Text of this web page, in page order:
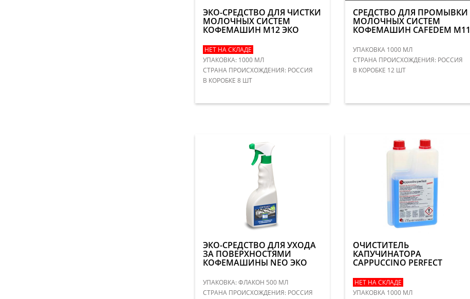
ЭКО-СРЕДСТВО ДЛЯ ЧИСТКИ
МОЛОЧНЫХ СИСТЕМ
КОФЕМАШИН М12 ЭКО
НЕТ НА СКЛАДЕ
УПАКОВКА: 1000 МЛ
СТРАНА ПРОИСХОЖДЕНИЯ: РОССИЯ
В КОРОБКЕ 8 ШТ
СРЕДСТВО ДЛЯ ПРОМЫВКИ
МОЛОЧНЫХ СИСТЕМ
КОФЕМАШИН CAFEDEM M11
УПАКОВКА 1000 МЛ
СТРАНА ПРОИСХОЖДЕНИЯ: РОССИЯ
В КОРОБКЕ 12 ШТ
ЭКО-СРЕДСТВО ДЛЯ УХОДА
ЗА ПОВЕРХНОСТЯМИ
КОФЕМАШИНЫ NEO ЭКО
УПАКОВКА: ФЛАКОН 500 МЛ
СТРАНА ПРОИСХОЖДЕНИЯ: РОССИЯ
ОЧИСТИТЕЛЬ
КАПУЧИНАТОРА
CAPPUCCINO PERFECT
НЕТ НА СКЛАДЕ
УПАКОВКА 1000 МЛ